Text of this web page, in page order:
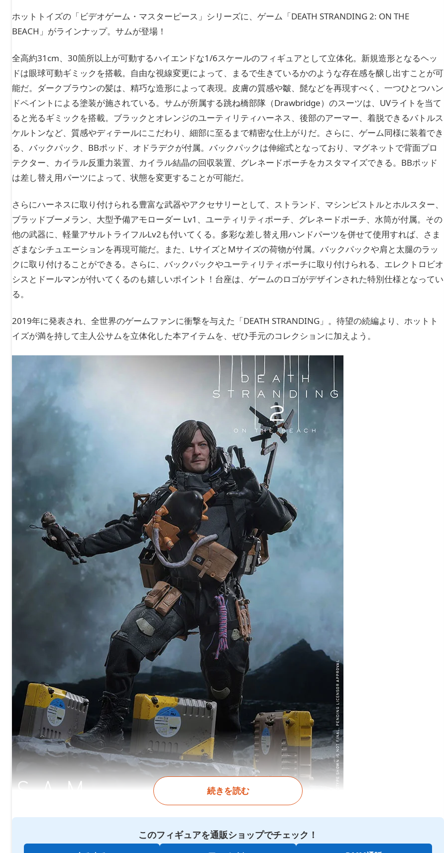
ホットトイズの「ビデオゲーム・マスターピース」シリーズに、ゲーム「DEATH STRANDING 2: ON THE
BEACH」がラインナップ。サムが登場！
全高約31cm、30箇所以上が可動するハイエンドな1/6スケールのフィギュアとして立体化。新規造形となるヘッ
ドは眼球可動ギミックを搭載。自由な視線変更によって、まるで生きているかのような存在感を醸し出すことが可
能だ。ダークブラウンの髪は、精巧な造形によって表現。皮膚の質感や皺、髭などを再現すべく、一つひとつハン
ドペイントによる塗装が施されている。サムが所属する跳ね橋部隊（Drawbridge）のスーツは、UVライトを当て
ると光るギミックを搭載。ブラックとオレンジのユーティリティハーネス、後部のアーマー、着脱できるバトルス
ケルトンなど、質感やディテールにこだわり、細部に至るまで精密な仕上がりだ。さらに、ゲーム同様に装着でき
る、バックパック、BBポッド、オドラデクが付属。バックパックは伸縮式となっており、マグネットで背面プロ
テクター、カイラル反重力装置、カイラル結晶の回収装置、グレネードポーチをカスタマイズできる。BBポッド
は差し替え用パーツによって、状態を変更することが可能だ。
さらにハーネスに取り付けられる豊富な武器やアクセサリーとして、ストランド、マシンピストルとホルスター、
ブラッドブーメラン、大型予備アモローダー Lv1、ユーティリティポーチ、グレネードポーチ、水筒が付属。その
他の武器に、軽量アサルトライフルLv2も付いてくる。多彩な差し替え用ハンドパーツを併せて使用すれば、さま
ざまなシチュエーションを再現可能だ。また、LサイズとMサイズの荷物が付属。バックパックや肩と太腿のラッ
クに取り付けることができる。さらに、バックパックやユーティリティポーチに取り付けられる、エレクトロビオ
シスとドールマンが付いてくるのも嬉しいポイント！台座は、ゲームのロゴがデザインされた特別仕様となってい
る。
2019年に発表され、全世界のゲームファンに衝撃を与えた「DEATH STRANDING」。待望の続編より、ホットト
イズが満を持して主人公サムを立体化した本アイテムを、ぜひ手元のコレクションに加えよう。
続きを読む
このフィギュアを通販ショップでチェック！